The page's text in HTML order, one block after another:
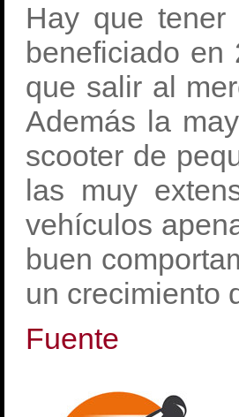
Hay que
beneficiado
que salir al
Además la
scooter de
las muy
vehículos
buen
un crecimiento
Fuente